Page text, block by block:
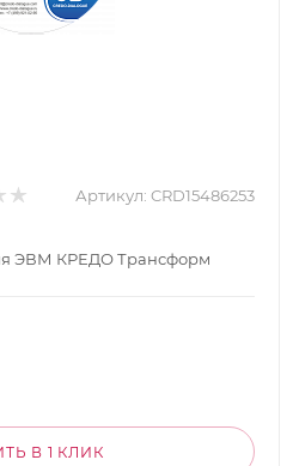
Артикул: CRD15486253
ЭВМ КРЕДО Трансформ
В 1 КЛИК